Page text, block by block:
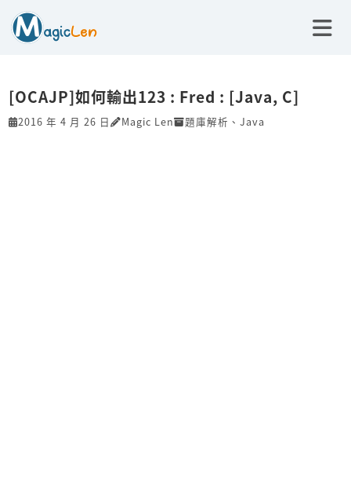
[OCAJP]如何輸出123 : Fred : [Java, C]
2016 年 4 月 26 日 Magic Len 題庫解析 、 Java